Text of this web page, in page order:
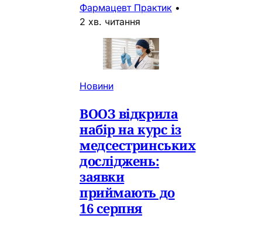
Фармацевт Практик •
2 хв. читання
Новини
ВООЗ відкрила
набір на курс із
медсестринських
досліджень:
заявки
приймають до
16 серпня